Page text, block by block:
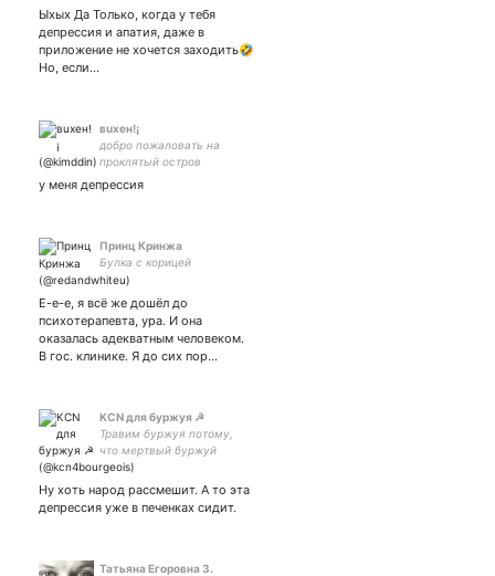
семья: Лубоф - внучка -
дедуля -
Ыхых Да Только, когда у тебя
депрессия и апатия, даже в
приложение не хочется заходить🤣
Но, если…
вuхен!¡
добро пожаловать на
проклятый остров
дьяволов,чувствуйте себя
у меня депрессия
Принц Кринжа
Булка с корицей
Е-е-е, я всё же дошёл до
психотерапевта, ура. И она
оказалась адекватным человеком.
В гос. клинике. Я до сих пор…
KCN для буржуя ☭
Травим буржуя потому,
что мертвый буржуй
лучше живого. Слава
Советам! На автврку
вешаю людей, которые
скоро умрут.
Ну хоть народ рассмешит. А то эта
депрессия уже в печенках сидит.
Татьяна Егоровна З.